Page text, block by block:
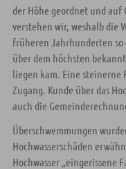
der Höhe geordnet und
verstehen wir, weshalb die
früheren Jahrhunderten so
über dem höchsten
liegen kam. Eine
Zugang. Kunde über das
auch die
Überschwemmungen
Hochwasserschäden
Hochwasser „eingerissene